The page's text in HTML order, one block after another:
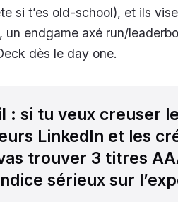
si t’es old-school), et ils
un endgame axé run/
dès le day one.
: si tu veux creuser
LinkedIn et les
trouver 3 titres
sérieux sur